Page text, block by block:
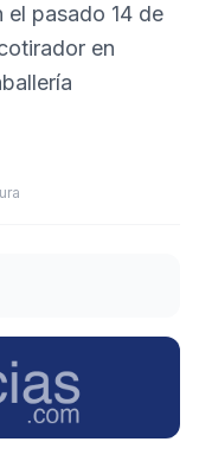
el pasado 14 de
en